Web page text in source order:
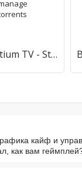
Torrentium TV - Stream and manage torrents
кайф и
как вам